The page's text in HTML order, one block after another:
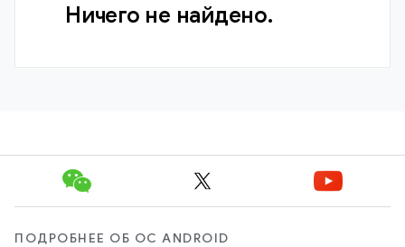
Ничего не найдено.
ПОДРОБНЕЕ ОБ ОС ANDROID